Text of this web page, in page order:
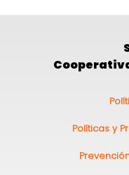
página
Políticas y